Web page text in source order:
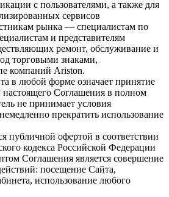
с пользователями, а также для
сервисов
рынка — специалистам по
и представителям
ремонт, обслуживание и
торговыми знаками,
компаний Ariston.
в любой форме означает принятие
настоящего Соглашения в полном
не принимает условия
прекратить использование
публичной офертой в соответствии
кодекса Российской Федерации
Соглашения является совершение
посещение Сайта,
использование любого